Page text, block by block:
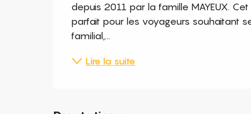
depuis 2011 par la famille MAYEUX.
parfait pour les voyageurs souhaitant
familial,...
Lire la suite